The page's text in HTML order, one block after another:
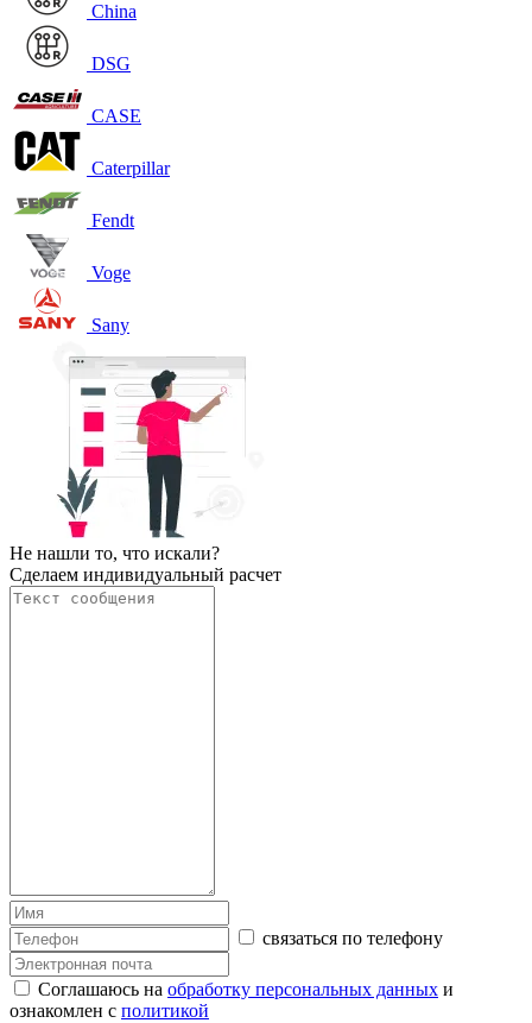
China
DSG
CASE
Caterpillar
Fendt
Voge
Sany
Не нашли то, что искали?
Сделаем индивидуальный расчет
связаться по телефону
Соглашаюсь на обработку персональных данных и
ознакомлен с политикой